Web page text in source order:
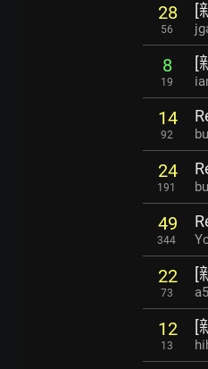
28
56
[
8
19
[
14
92
24
191
49
344
22
73
[
12
13
[